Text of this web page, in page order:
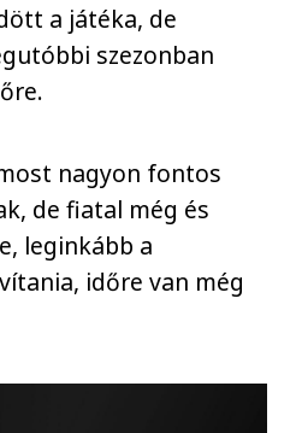
a játéka, de
szezonban
nagyon fontos
de fiatal még és
leginkább a
időre van még